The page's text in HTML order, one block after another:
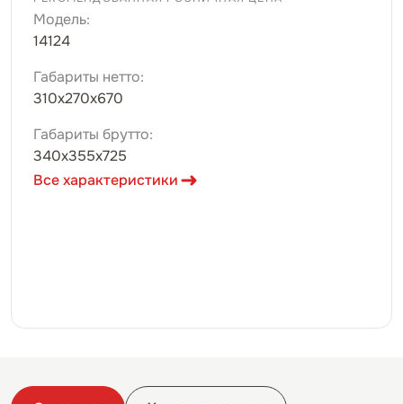
Модель:
14124
Габариты нетто:
310х270х670
Габариты брутто:
340х355х725
Все характеристики